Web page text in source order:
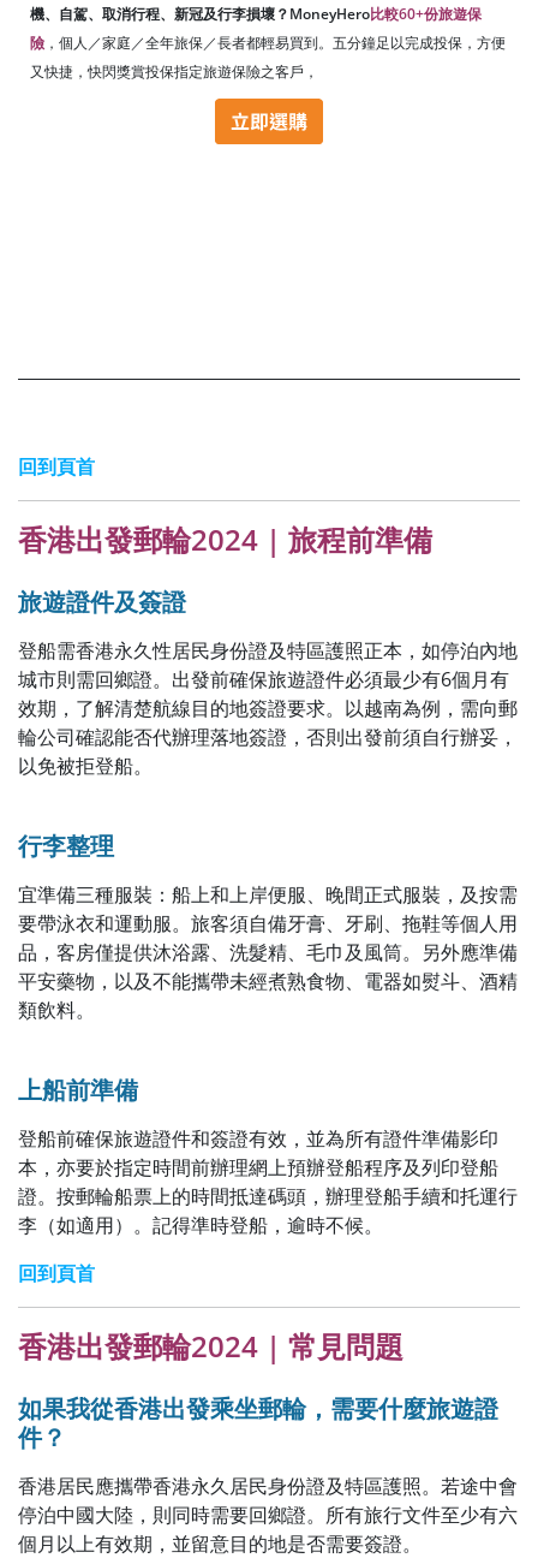
機、自駕、取消行程、新冠及行李損壞？MoneyHero比較60+份旅遊保
險 ，個人／家庭／全年旅保／長者都輕易買到。五分鐘足以完成投保，方便
又快捷，快閃獎賞投保指定旅遊保險之客戶，
回到頁首
香港出發郵輪2024 | 旅程前準備
旅遊證件及簽證
登船需香港永久性居民身份證及特區護照正本，如停泊內地
城市則需回鄉證。出發前確保旅遊證件必須最少有6個月有
效期，了解清楚航線目的地簽證要求。以越南為例，需向郵
輪公司確認能否代辦理落地簽證，否則出發前須自行辦妥，
以免被拒登船。
行李整理
宜準備三種服裝：船上和上岸便服、晚間正式服裝，及按需
要帶泳衣和運動服。旅客須自備牙膏、牙刷、拖鞋等個人用
品，客房僅提供沐浴露、洗髮精、毛巾及風筒。另外應準備
平安藥物，以及不能攜帶未經煮熟食物、電器如熨斗、酒精
類飲料。
上船前準備
登船前確保旅遊證件和簽證有效，並為所有證件準備影印
本，亦要於指定時間前辦理網上預辦登船程序及列印登船
證。按郵輪船票上的時間抵達碼頭，辦理登船手續和托運行
李（如適用）。記得準時登船，逾時不候。
回到頁首
香港出發郵輪2024 | 常見問題
如果我從香港出發乘坐郵輪，需要什麼旅遊證
件？
香港居民應攜帶香港永久居民身份證及特區護照。若途中會
停泊中國大陸，則同時需要回鄉證。所有旅行文件至少有六
個月以上有效期，並留意目的地是否需要簽證。